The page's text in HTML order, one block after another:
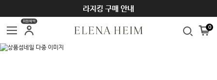
라지킹 구매 안내
회원혜택
0